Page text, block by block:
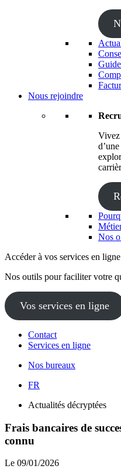
Nous rejoindre
Vivez
Nos
Accéder à vos services en ligne
Nos outils pour faciliter votre
Vos services en ligne
Contact
Services en ligne
Nos bureaux
FR
Actualités décryptées
Frais bancaires de
connu
Le 09/01/2026